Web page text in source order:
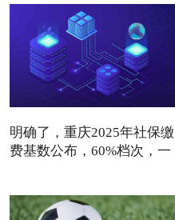
明确了，重庆2025年社保缴
费基数公布，60%档次，一